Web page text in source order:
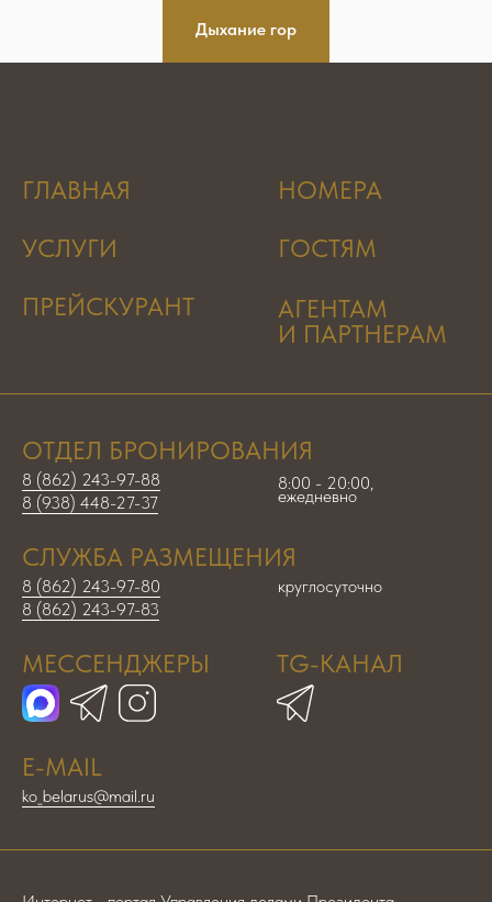
Дыхание гор
ГЛАВНАЯ
НОМЕРА
ГОСТЯМ
АГЕНТАМ
И ПАРТНЕРАМ
УСЛУГИ
ПРЕЙСКУРАНТ
TG-КАНАЛ
МЕССЕНДЖЕРЫ
8 (938) 448-27-37
8 (862) 243-97-88 8:00 - 20:00,
ежедневно
ОТДЕЛ БРОНИРОВАНИЯ
СЛУЖБА РАЗМЕЩЕНИЯ
круглосуточно
8 (862) 243-97-80
8 (862) 243-97-83
ko_belarus@mail.ru
E-MAIL